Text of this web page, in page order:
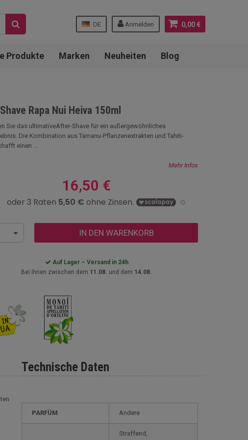
0,00 €
Anmelden
DE
Produkte Marken Neuheiten Blog
Rapa Nui Heiva 150ml
Sie das ultimativeAfter-Shave für ein außergewöhnliches
Die Kombination aus Tamanu-Pflanzenextrakten und Tahiti-
einen ...
Mehr Infos
16,50 €
IN DEN WARENKORB
Auf Lager – Versand in 24h
Bei Ihnen zwischen dem 11.08. und dem 14.08.
Technische Daten
PARFÜM Andere
Straffend,